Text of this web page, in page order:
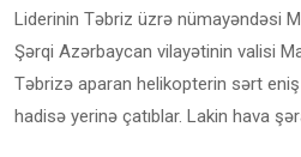
Liderinin Təbriz üzrə nümayəndəsi
Şərqi Azərbaycan vilayətinin valisi
Təbrizə aparan helikopterin sərt
hadisə yerinə çatıblar. Lakin hava